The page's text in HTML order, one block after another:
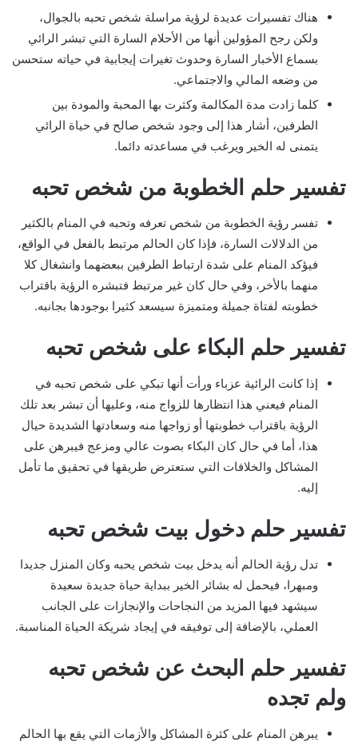
هناك تفسيرات عديدة لرؤية مراسلة شخص تحبه بالجوال،
ولكن رجح المؤولين أنها من الأحلام السارة التي تبشر الرائي
بسماع الأخبار السارة وحدوث تغيرات إيجابية في حياته ستحسن
من وضعه المالي والاجتماعي.
كلما زادت مدة المكالمة وكثرت بها المحبة والمودة بين
الطرفين، أشار هذا إلى وجود شخص صالح في حياة الرائي
يتمنى له الخير ويرغب في مساعدته دائما.
تفسير حلم الخطوبة من شخص تحبه
تفسر رؤية الخطوبة من شخص تعرفه وتحبه في المنام بالكثير
من الدلالات السارة، فإذا كان الحالم مرتبط بالفعل في الواقع،
فيؤكد المنام على شدة ارتباط الطرفين ببعضهما وانشغال كلا
منهما بالأخر، وفي حال كان غير مرتبط فتبشره الرؤية باقتراب
خطوبته لفتاة جميلة ومتميزة سيسعد كثيرا بوجودها بجانبه.
تفسير حلم البكاء على شخص تحبه
إذا كانت الرائية عزباء ورأت أنها تبكي على شخص تحبه في
المنام فيعني هذا انتظارها للزواج منه، وعليها أن تبشر بعد تلك
الرؤية باقتراب خطوبتها أو زواجها منه وسعادتها الشديدة حيال
هذا، أما في حال كان البكاء بصوت عالي ومزعج فيبرهن على
المشاكل والخلافات التي ستعترض طريقها في تحقيق ما تأمل
إليه.
تفسير حلم دخول بيت شخص تحبه
تدل رؤية الحالم أنه يدخل بيت شخص يحبه وكان المنزل جديدا
ومبهرا، فيحمل له بشائر الخير ببداية حياة جديدة سعيدة
سيشهد فيها المزيد من النجاحات والإنجازات على الجانب
العملي، بالإضافة إلى توفيقه في إيجاد شريكة الحياة المناسبة.
تفسير حلم البحث عن شخص تحبه
ولم تجده
يبرهن المنام على كثرة المشاكل والأزمات التي يقع بها الحالم